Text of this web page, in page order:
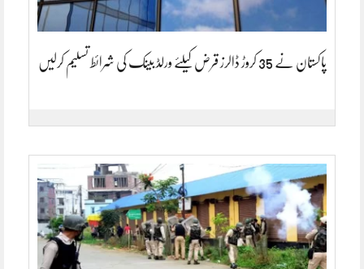
پاکستان نے 35 کروڑ ڈالرز قرض کیلئے ورلڈ بینک کی شرائط تسلیم کرلیں